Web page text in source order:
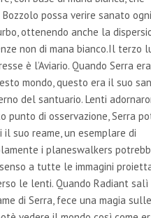
possa verire sanato ogni
ottenendo anche la
non di mana bianco.Il terzo
è l’Aviario. Quando Serra
mondo, questo era il suo
del santuario. Lenti
punto di osservazione, Serra
il suo reame, un esemplare di
i planeswalkers
a tutte le immagini
le lenti. Quando Radiant
di Serra, fece una magia